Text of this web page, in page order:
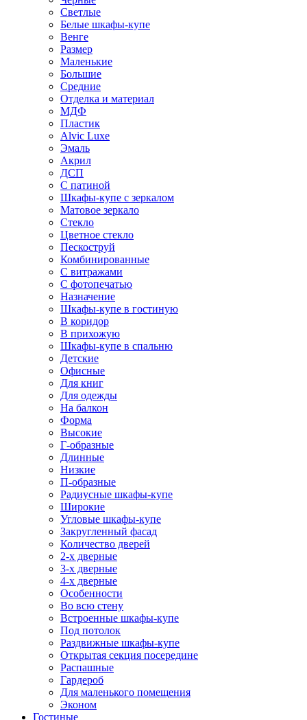
Светлые
Белые шкафы-купе
Венге
Размер
Маленькие
Большие
Средние
Отделка и материал
МДФ
Пластик
Alvic Luxe
Эмаль
Акрил
ДСП
С патиной
Шкафы-купе с зеркалом
Матовое зеркало
Стекло
Цветное стекло
Пескоструй
Комбинированные
С витражами
С фотопечатью
Назначение
Шкафы-купе в гостиную
В коридор
В прихожую
Шкафы-купе в спальню
Детские
Офисные
Для книг
Для одежды
На балкон
Форма
Высокие
Г-образные
Длинные
Низкие
П-образные
Радиусные шкафы-купе
Широкие
Угловые шкафы-купе
Закругленный фасад
Количество дверей
2-х дверные
3-х дверные
4-х дверные
Особенности
Во всю стену
Встроенные шкафы-купе
Под потолок
Раздвижные шкафы-купе
Открытая секция посередине
Распашные
Гардероб
Для маленького помещения
Эконом
Гостиные